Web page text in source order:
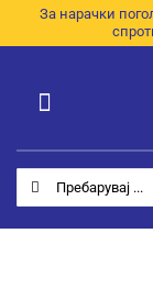
to
За нарачки
Search
for:
Toggle
Navigation
Категории
Почетна